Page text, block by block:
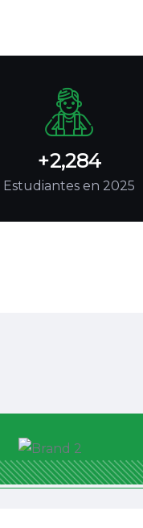
+2,910
Estudiantes en 2025